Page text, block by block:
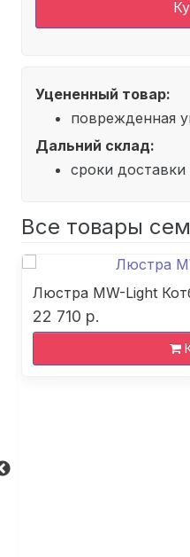
Уцененный товар:
поврежденная
Дальний склад:
сроки
Все товары
Люстра MW-Light
22 710 р.